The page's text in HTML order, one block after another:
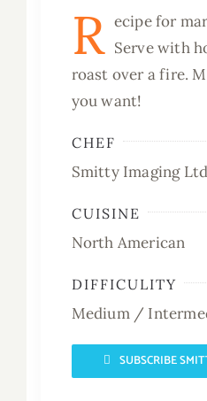
R ecipe for
Serve with
roast over a fire.
you want!
CHEF
Smitty Imaging
CUISINE
North American
DIFFICULITY
Medium /
SUBSCRIBE